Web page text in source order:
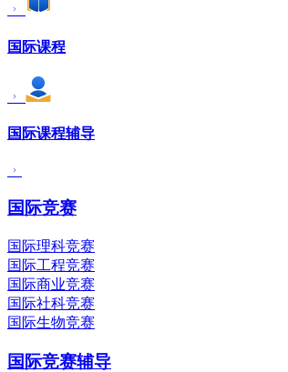
国际课程
国际课程辅导
国际竞赛
国际理科竞赛
国际工程竞赛
国际商业竞赛
国际社科竞赛
国际生物竞赛
国际竞赛辅导